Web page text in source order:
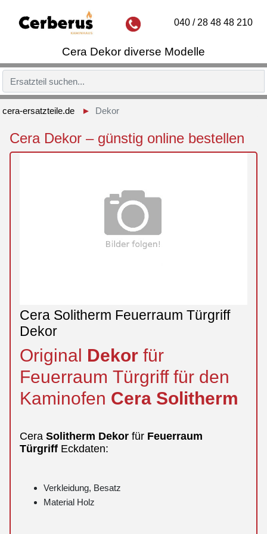
Cera Dekor diverse Modelle
040 / 28 48 48 210
cera-ersatzteile.de Dekor
Cera Dekor – günstig online bestellen
Cera Solitherm Feuerraum Türgriff
Dekor
Original Dekor für
Feuerraum Türgriff für den
Kaminofen Cera Solitherm
Cera Solitherm Dekor für Feuerraum
Türgriff Eckdaten:
Verkleidung, Besatz
Material Holz